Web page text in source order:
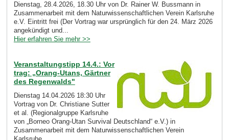
Dienstag, 28.4.2026, 18.30 Uhr von Dr. Rainer W. Bussmann in
Zusammenarbeit mit dem Naturwissenschaftlichen Verein Karlsruhe
e.V. Eintritt frei (Der Vortrag war ursprünglich für den 24. März 2026
angekündigt und...
Hier erfahren Sie mehr >>
Veranstaltungstipp 14.4.: Vor
trag: „Orang-Utans, Gärtner
des Regenwalds"
Dienstag 14.04.2026 18:30 Uhr
Vortrag von Dr. Christiane Sutter
et al. (Regionalgruppe Karlsruhe
von „Borneo Orang-Utan Survival Deutschland“ e.V.) in
Zusammenarbeit mit dem Naturwissenschaftlichen Verein